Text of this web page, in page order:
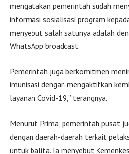
mengatakan pemerintah sudah
informasi sosialisasi program
menyebut salah satunya adalah
WhatsApp broadcast.
Pemerintah juga berkomitmen
imunisasi dengan mengaktifkan
layanan Covid-19,” terangnya.
Menurut Prima, pemerintah pusat
dengan daerah-daerah terkait
untuk balita. Ia menyebut